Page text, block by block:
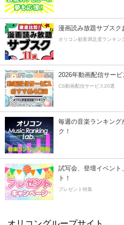
漫画読み放題サブスク
オリコン顧客満足度ランキン
2026年動画配信サービ
CS動画配信サービス20選
毎週の音楽ランキング
ク！
試写会、登壇イベント
ト！
プレゼント特集